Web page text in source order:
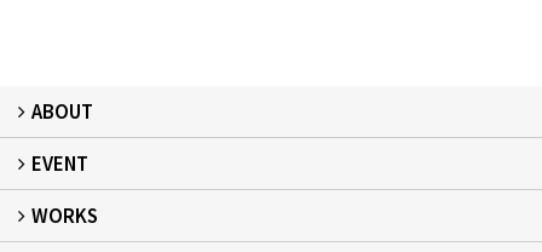
ABOUT
フィアスホームとは
家づくりの流れ
デザイン：注文住宅
居心地：断熱・気密
健康：健康住宅
安心：耐震・保証
自立：次世代レジリエンス住宅
絆：ひと
EVENT
イベント予告
イベント報告
WORKS